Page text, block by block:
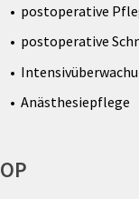
postoperative
postoperative
Anästhesiepflege
OP